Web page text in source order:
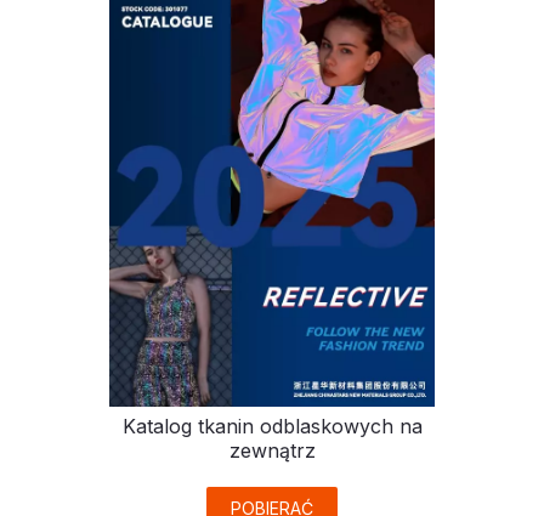
Katalog tkanin odblaskowych na
zewnątrz
POBIERAĆ